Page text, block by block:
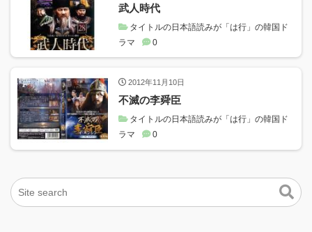
武人時代
タイトルの日本語読みが「は行」の韓国ド
ラマ
0
2012年11月10日
不滅の李舜臣
タイトルの日本語読みが「は行」の韓国ド
ラマ
0